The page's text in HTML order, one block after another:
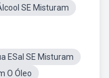
SE Misturam
ESal SE Misturam
O Óleo